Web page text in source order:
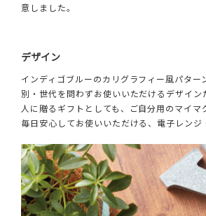
意しました。
デザイン
インディゴブルーのカリグラフィー風パター
別・世代を問わずお使いいただけるデザイン
人に贈るギフトとしても、ご自分用のマイマ
毎日安心してお使いいただける、電子レンジ